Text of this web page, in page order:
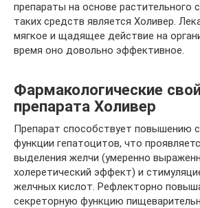
препараты на основе растительного
таких средств является Холивер.
мягкое и щадящее действие на
время оно довольно эффективное.
Фармакологические
препарата Холивер
Препарат способствует повышению
функции гепатоцитов, что
выделения желчи (умеренно
холеретический эффект) и
желчных кислот. Рефлекторно
секреторную функцию